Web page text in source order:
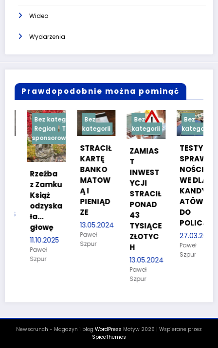
Wideo
Wydarzenia
Prawdopodobnie można pominąć
Bez kategorii
Region
Treść
sponsorowana
Rzeźba
z Zamku
Książ
odzyska
ła…
głowę
11.10.2025
Paweł
Szpur
kategorii
STRACIŁ
KARTĘ
BANKO
MATOW
PIENIĄD
13.05.2024
Paweł
Szpur
kategorii
ZAMIAS
INWEST
YCJI
STRACIŁ
PONAD
TYSIĄCE
ZŁOTYC
13.05.2024
Paweł
Szpur
Bez
kategorii
TESTY
SPRAW
NOŚCIO
WE DLA
KANDYD
ATÓW
POLICJI
27.03.2024
Paweł
Szpur
Newscrunch - Magazyn i blog WordPress Motyw 2026 | Wspierane przez
SpiceThemes